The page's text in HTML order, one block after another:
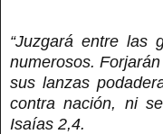
“Juzgará entre las
numerosos.
sus lanzas
contra nación, ni
Isaías 2,4.